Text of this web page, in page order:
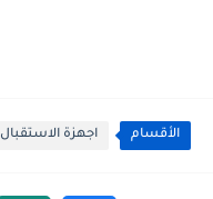
الأقسام اجهزة الاستقبال